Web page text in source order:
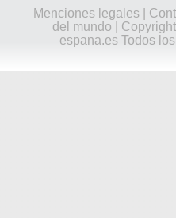
Menciones legales
del mundo |
espana.es Todos